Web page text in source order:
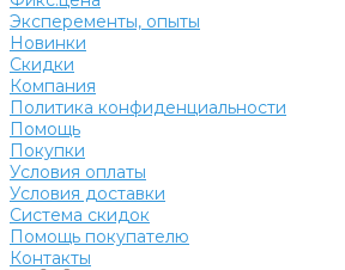
Эксперементы, опыты
Новинки
Скидки
Компания
Политика конфиденциальности
Помощь
Покупки
Условия оплаты
Условия доставки
Система скидок
Помощь покупателю
Контакты